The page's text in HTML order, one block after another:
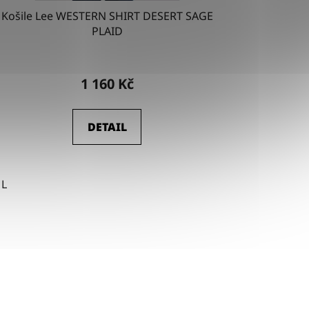
Košile Lee WESTERN SHIRT DESERT SAGE
PLAID
1 160 Kč
DETAIL
L